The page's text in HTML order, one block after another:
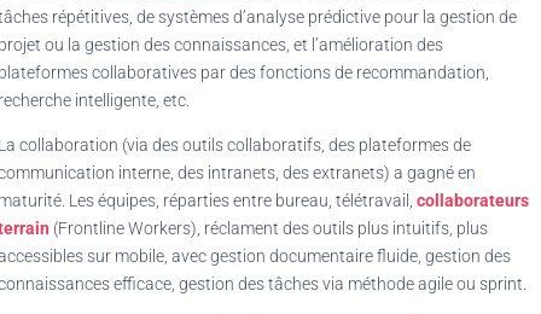
répétitives, de systèmes d’analyse prédictive pour la gestion de
ou la gestion des connaissances, et l’amélioration des
collaboratives par des fonctions de recommandation,
intelligente, etc.
collaboration (via des outils collaboratifs, des plateformes de
interne, des intranets, des extranets) a gagné en
Les équipes, réparties entre bureau, télétravail, collaborateurs
(Frontline Workers), réclament des outils plus intuitifs, plus
sur mobile, avec gestion documentaire fluide, gestion des
efficace, gestion des tâches via méthode agile ou sprint.